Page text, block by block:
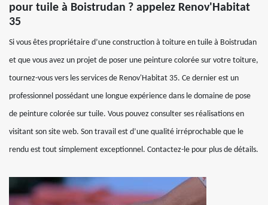
pour tuile à Boistrudan ? appelez Renov'Habitat
35
Si vous êtes propriétaire d’une construction à toiture en tuile à Boistrudan
et que vous avez un projet de poser une peinture colorée sur votre toiture,
tournez-vous vers les services de Renov'Habitat 35. Ce dernier est un
professionnel possédant une longue expérience dans le domaine de pose
de peinture colorée sur tuile. Vous pouvez consulter ses réalisations en
visitant son site web. Son travail est d’une qualité irréprochable que le
rendu est tout simplement exceptionnel. Contactez-le pour plus de détails.